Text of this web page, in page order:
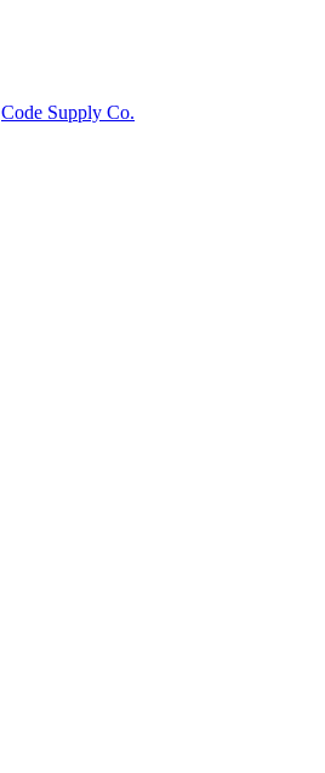
Code Supply Co.